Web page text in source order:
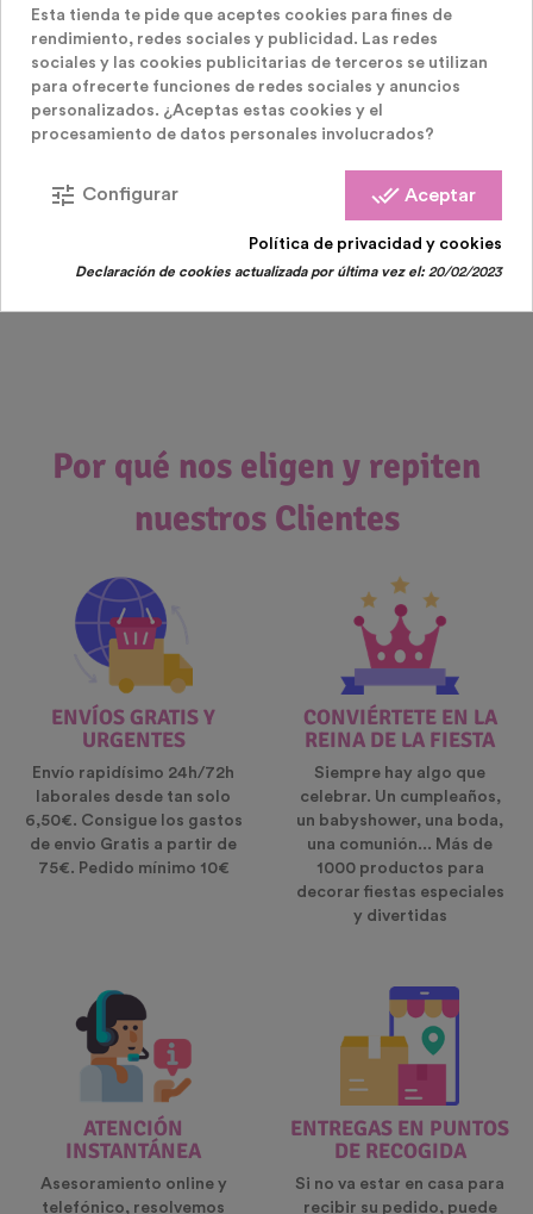
Disfraces Navidad
Gafas Letras Feliz Navidad
Precio
2,50 €
Por qué nos eligen y repiten
nuestros Clientes
ENVÍOS GRATIS Y
URGENTES
Envío rapidísimo 24h/72h
laborales desde tan solo
6,50€. Consigue los gastos
de envio Gratis a partir de
75€. Pedido mínimo 10€
CONVIÉRTETE EN LA
REINA DE LA FIESTA
Siempre hay algo que
celebrar. Un cumpleaños,
un babyshower, una boda,
una comunión... Más de
1000 productos para
decorar fiestas especiales
y divertidas
ATENCIÓN
INSTANTÁNEA
Asesoramiento online y
telefónico, resolvemos
ENTREGAS EN PUNTOS
DE RECOGIDA
Si no va estar en casa para
recibir su pedido, puede
Esta tienda te pide que aceptes cookies para fines de
rendimiento, redes sociales y publicidad. Las redes
sociales y las cookies publicitarias de terceros se utilizan
para ofrecerte funciones de redes sociales y anuncios
personalizados. ¿Aceptas estas cookies y el
procesamiento de datos personales involucrados?
done_all Aceptar
tune Configurar
Política de privacidad y cookies
Declaración de cookies actualizada por última vez el:20/02/2023